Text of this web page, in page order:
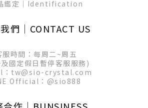
鑑定│Identification
們│CONTACT US
服時間：每周二~周五
國定假日暫停客服服務)
：tw@sio-crystal.com
Official： @sio888